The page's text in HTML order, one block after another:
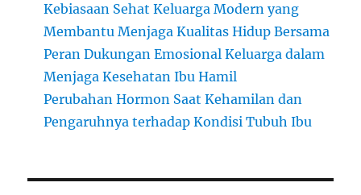
Kebiasaan Sehat Keluarga Modern yang
Membantu Menjaga Kualitas Hidup Bersama
Peran Dukungan Emosional Keluarga dalam
Menjaga Kesehatan Ibu Hamil
Perubahan Hormon Saat Kehamilan dan
Pengaruhnya terhadap Kondisi Tubuh Ibu